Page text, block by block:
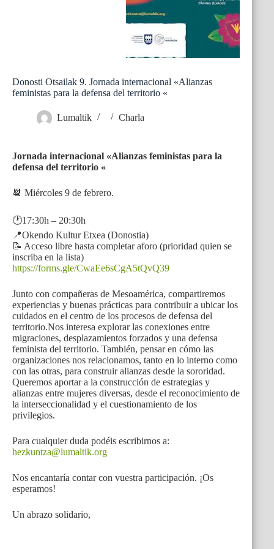
Donosti Otsailak 9. Jornada internacional «Alianzas
feministas para la defensa del territorio «
Lumaltik Charla
Jornada internacional «Alianzas feministas para la
defensa del territorio «
📆 Miércoles 9 de febrero.
🕐17:30h – 20:30h
📍Okendo Kultur Etxea (Donostia)
📝 Acceso libre hasta completar aforo (prioridad quien se
inscriba en la lista)
https://forms.gle/CwaEe6sCgA5tQvQ39
Junto con compañeras de Mesoamérica, compartiremos
experiencias y buenas prácticas para contribuir a ubicar los
cuidados en el centro de los procesos de defensa del
territorio.Nos interesa explorar las conexiones entre
migraciones, desplazamientos forzados y una defensa
feminista del territorio. También, pensar en cómo las
organizaciones nos relacionamos, tanto en lo interno como
con las otras, para construir alianzas desde la sororidad.
Queremos aportar a la construcción de estrategias y
alianzas entre mujeres diversas, desde el reconocimiento de
la interseccionalidad y el cuestionamiento de los
privilegios.
Para cualquier duda podéis escribirnos a:
hezkuntza@lumaltik.org
Nos encantaría contar con vuestra participación. ¡Os
esperamos!
Un abrazo solidario,